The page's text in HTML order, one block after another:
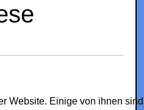
Website. Einige von ihnen sind